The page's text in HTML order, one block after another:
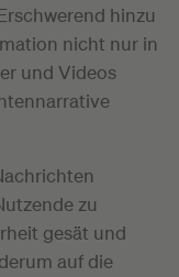
hinzu
nicht nur in
und Videos
zu
gesät und
auf die